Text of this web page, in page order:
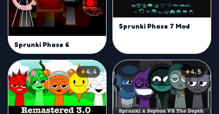
Sprunki Phase 6
Sprunki Phase 7 Mod
4.4 4.5